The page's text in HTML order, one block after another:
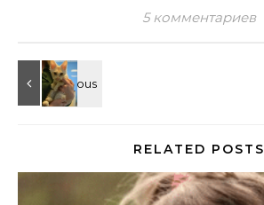
5 комментариев
RELATED POSTS